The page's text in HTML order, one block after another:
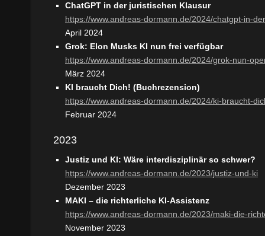
ChatGPT in der juristischen Klausur
https://www.andreas-dormann.de/2024/chatgpt-in-
April 2024
Grok: Elon Musks KI nun frei verfügbar
https://www.andreas-dormann.de/2024/grok-nun-
März 2024
KI braucht Dich! (Buchrezension)
https://www.andreas-dormann.de/2024/ki-braucht-
Februar 2024
2023
Justiz und KI: Wäre interdisziplinär so schwer?
https://www.andreas-dormann.de/2023/justiz-und-ki
Dezember 2023
MAKI – die richterliche KI-Assistenz
https://www.andreas-dormann.de/2023/maki-die-
November 2023